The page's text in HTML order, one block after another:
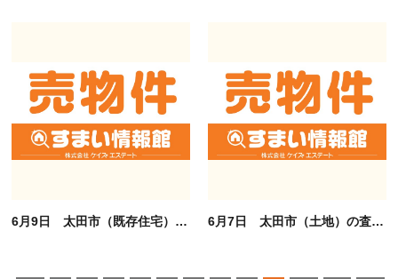
6月9日 太田市（既存住宅）の査定依頼ありがとうございます。 6月7日 太田市（土地）の査定依頼ありがとうございます。